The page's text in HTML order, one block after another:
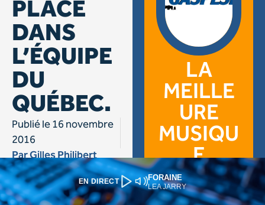
EN DIRECT FORAINE
LEA JARRY